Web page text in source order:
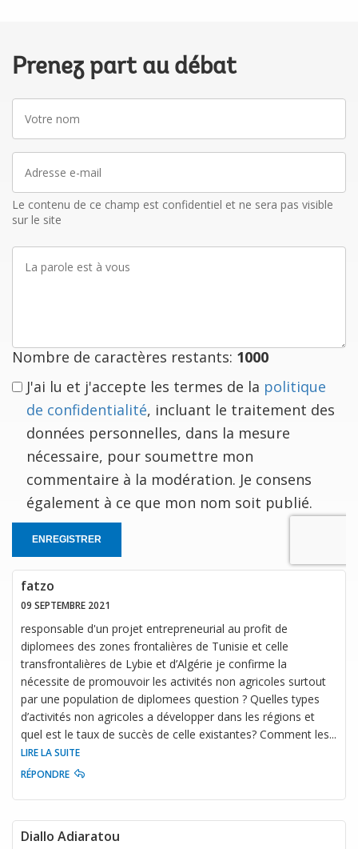
Prenez part au débat
nom
mail
Le contenu de ce champ est confidentiel et ne sera pas visible
sur le site
parole
Nombre de caractères restants: 1000
J'ai lu et j'accepte les termes de la politique
de confidentialité, incluant le traitement des
données personnelles, dans la mesure
nécessaire, pour soumettre mon
commentaire à la modération. Je consens
également à ce que mon nom soit publié.
ENREGISTRER
fatzo
09 SEPTEMBRE 2021
responsable d'un projet entrepreneurial au profit de
diplomees des zones frontalières de Tunisie et celle
transfrontalières de Lybie et d’Algérie je confirme la
nécessite de promouvoir les activités non agricoles surtout
par une population de diplomees question ? Quelles types
d’activités non agricoles a développer dans les régions et
quel est le taux de succès de celle existantes? Comment les...
LIRE LA SUITE
RÉPONDRE
Diallo Adiaratou